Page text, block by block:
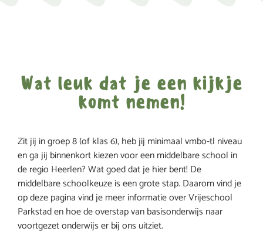
Wat leuk dat je een kijkje
komt nemen!
Zit jij in groep 8 (of klas 6), heb jij minimaal vmbo-tl niveau
en ga jij binnenkort kiezen voor een middelbare school in
de regio Heerlen? Wat goed dat je hier bent! De
middelbare schoolkeuze is een grote stap. Daarom vind je
op deze pagina vind je meer informatie over Vrijeschool
Parkstad en hoe de overstap van basisonderwijs naar
voortgezet onderwijs er bij ons uitziet.